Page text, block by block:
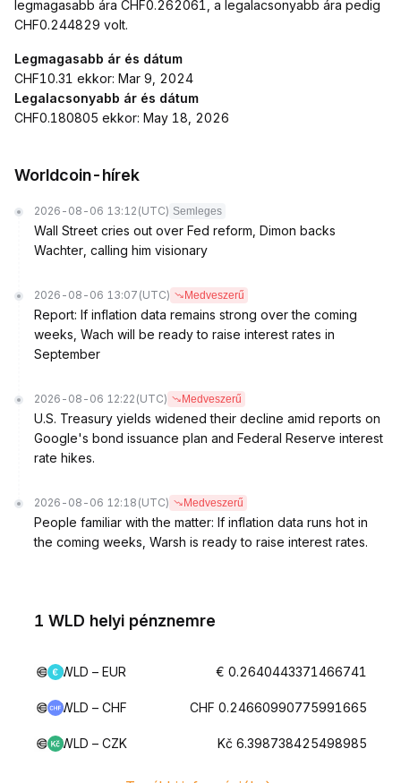
legmagasabb ára CHF0.262061, a legalacsonyabb ára pedig
CHF0.244829 volt.
Legmagasabb ár és dátum
CHF10.31 ekkor: Mar 9, 2024
Legalacsonyabb ár és dátum
CHF0.180805 ekkor: May 18, 2026
Worldcoin-hírek
2026-08-06 13:12 (UTC) Semleges
Wall Street cries out over Fed reform, Dimon backs
Wachter, calling him visionary
2026-08-06 13:07 (UTC) Medveszerű
Report: If inflation data remains strong over the coming
weeks, Wach will be ready to raise interest rates in
September
2026-08-06 12:22 (UTC) Medveszerű
U.S. Treasury yields widened their decline amid reports on
Google's bond issuance plan and Federal Reserve interest
rate hikes.
2026-08-06 12:18 (UTC) Medveszerű
People familiar with the matter: If inflation data runs hot in
the coming weeks, Warsh is ready to raise interest rates.
1 WLD helyi pénznemre
WLD – EUR € 0.2640443371466741
WLD – CHF CHF 0.24660990775991665
WLD – CZK Kč 6.398738425498985